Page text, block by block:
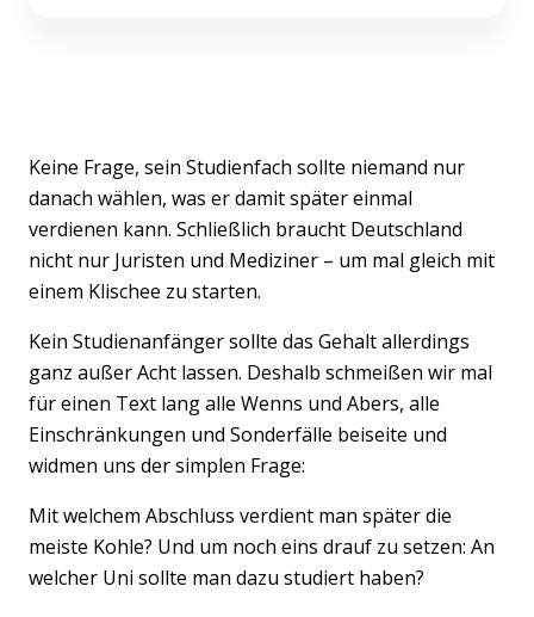
Keine Frage, sein Studienfach sollte niemand nur
danach wählen, was er damit später einmal
verdienen kann. Schließlich braucht Deutschland
nicht nur Juristen und Mediziner – um mal gleich mit
einem Klischee zu starten.
Kein Studienanfänger sollte das Gehalt allerdings
ganz außer Acht lassen. Deshalb schmeißen wir mal
für einen Text lang alle Wenns und Abers, alle
Einschränkungen und Sonderfälle beiseite und
widmen uns der simplen Frage:
Mit welchem Abschluss verdient man später die
meiste Kohle? Und um noch eins drauf zu setzen: An
welcher Uni sollte man dazu studiert haben?